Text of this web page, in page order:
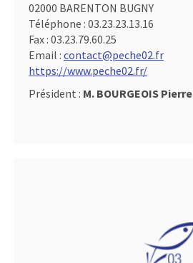
02000 BARENTON BUGNY
Téléphone : 03.23.23.13.16
Fax : 03.23.79.60.25
Email : contact@peche02.fr
https://www.peche02.fr/
Président : M. BOURGEOIS Pierre